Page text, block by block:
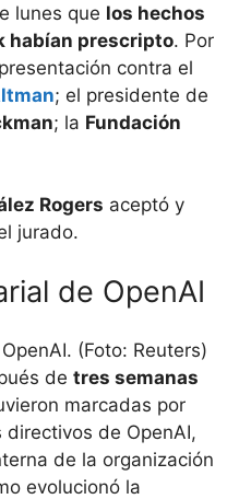
lunes que los hechos
habían prescripto. Por
contra el
; el presidente de
; la Fundación
Rogers aceptó y
jurado.
de OpenAI
de tres semanas
marcadas por
de OpenAI,
de la organización
evolucionó la